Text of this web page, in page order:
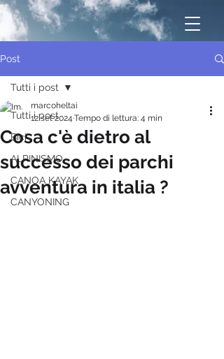
Post
Tutti i post
Bici
ALPINISMO
CANOA KAYAK
CANYONING
Tutti i post
Cosa c'è dietro al
successo dei parchi
avventura in italia ?
marcoheltai
12 set 2024 Tempo di lettura: 4 min